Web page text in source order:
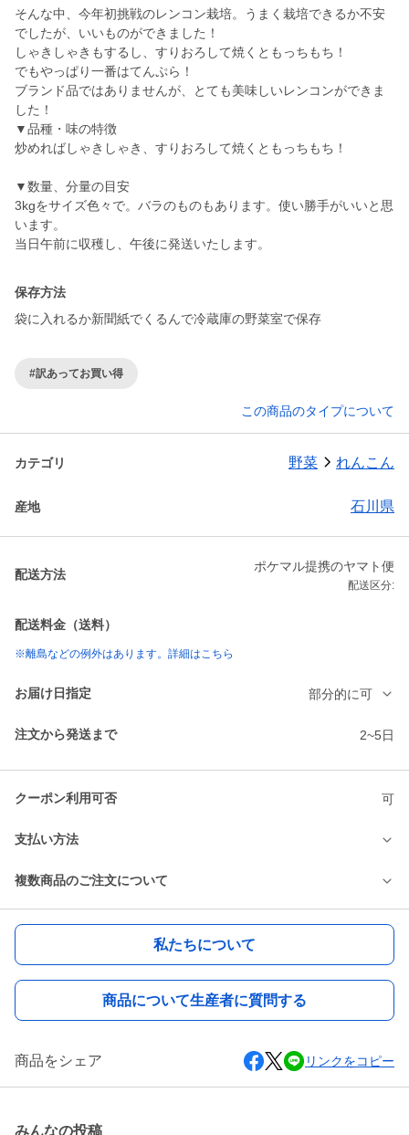
そんな中、今年初挑戦のレンコン栽培。うまく栽培できるか不安
でしたが、いいものができました！
しゃきしゃきもするし、すりおろして焼くともっちもち！
でもやっぱり一番はてんぷら！
ブランド品ではありませんが、とても美味しいレンコンができま
した！
▼品種・味の特徴
炒めればしゃきしゃき、すりおろして焼くともっちもち！
▼数量、分量の目安
3kgをサイズ色々で。バラのものもあります。使い勝手がいいと思
います。
当日午前に収穫し、午後に発送いたします。
保存方法
袋に入れるか新聞紙でくるんで冷蔵庫の野菜室で保存
#訳あってお買い得
この商品のタイプについて
カテゴリ 野菜 れんこん
産地 石川県
配送方法
ポケマル提携のヤマト便
配送区分:
配送料金（送料）
※離島などの例外はあります。詳細はこちら
お届け日指定 部分的に可
注文から発送まで 2~5日
クーポン利用可否 可
支払い方法
複数商品のご注文について
私たちについて
商品について生産者に質問する
商品をシェア リンクをコピー
みんなの投稿